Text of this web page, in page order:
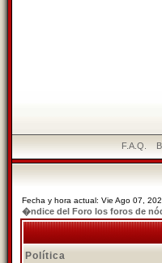
F.A.Q.
Fecha y hora actual: Vie Ago 07,
�ndice del Foro los foros de
Política